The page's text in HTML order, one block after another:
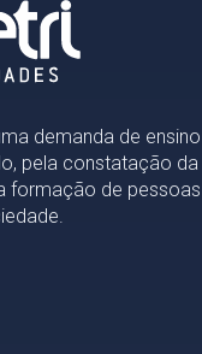
demanda de ensino
pela constatação da
formação de pessoas